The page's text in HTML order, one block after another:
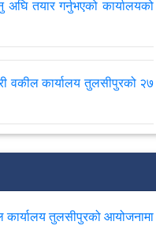
अघि तयार गर्नुभएको कार्यालयको
वकील कार्यालय तुलसीपुरको २७
११ र १२ का विद्यार्थीहरु बीच
तुलसीपुरको आयोजनामा